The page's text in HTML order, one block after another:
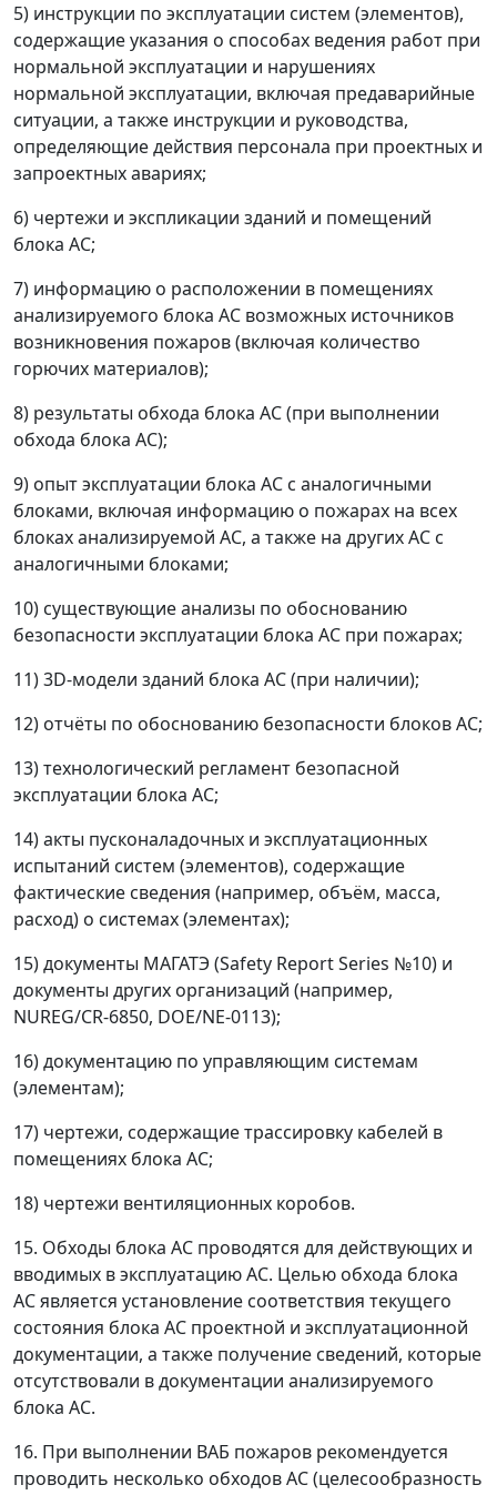
5) инструкции по эксплуатации систем (элементов),
содержащие указания о способах ведения работ при
нормальной эксплуатации и нарушениях
нормальной эксплуатации, включая предаварийные
ситуации, а также инструкции и руководства,
определяющие действия персонала при проектных и
запроектных авариях;
6) чертежи и экспликации зданий и помещений
блока АС;
7) информацию о расположении в помещениях
анализируемого блока АС возможных источников
возникновения пожаров (включая количество
горючих материалов);
8) результаты обхода блока АС (при выполнении
обхода блока АС);
9) опыт эксплуатации блока АС с аналогичными
блоками, включая информацию о пожарах на всех
блоках анализируемой АС, а также на других АС с
аналогичными блоками;
10) существующие анализы по обоснованию
безопасности эксплуатации блока АС при пожарах;
11) 3D-модели зданий блока АС (при наличии);
12) отчёты по обоснованию безопасности блоков АС;
13) технологический регламент безопасной
эксплуатации блока АС;
14) акты пусконаладочных и эксплуатационных
испытаний систем (элементов), содержащие
фактические сведения (например, объём, масса,
расход) о системах (элементах);
15) документы МАГАТЭ (Safety Report Series №10) и
документы других организаций (например,
NUREG/CR-6850, DOE/NE-0113);
16) документацию по управляющим системам
(элементам);
17) чертежи, содержащие трассировку кабелей в
помещениях блока АС;
18) чертежи вентиляционных коробов.
15. Обходы блока АС проводятся для действующих и
вводимых в эксплуатацию АС. Целью обхода блока
АС является установление соответствия текущего
состояния блока АС проектной и эксплуатационной
документации, а также получение сведений, которые
отсутствовали в документации анализируемого
блока АС.
16. При выполнении ВАБ пожаров рекомендуется
проводить несколько обходов АС (целесообразность